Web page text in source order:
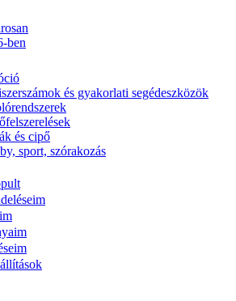
ben
és gyakorlati segédeszközök
és cipő
sport, szórakozás